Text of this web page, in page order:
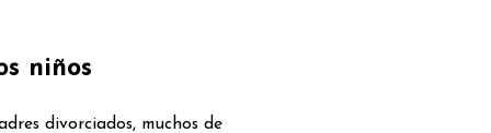
niños
divorciados, muchos de